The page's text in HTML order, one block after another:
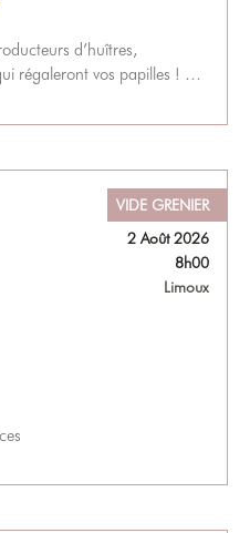
d’huîtres,
régaleront vos papilles ! …
VIDE GRENIER
2 Août 2026
8h00
Limoux